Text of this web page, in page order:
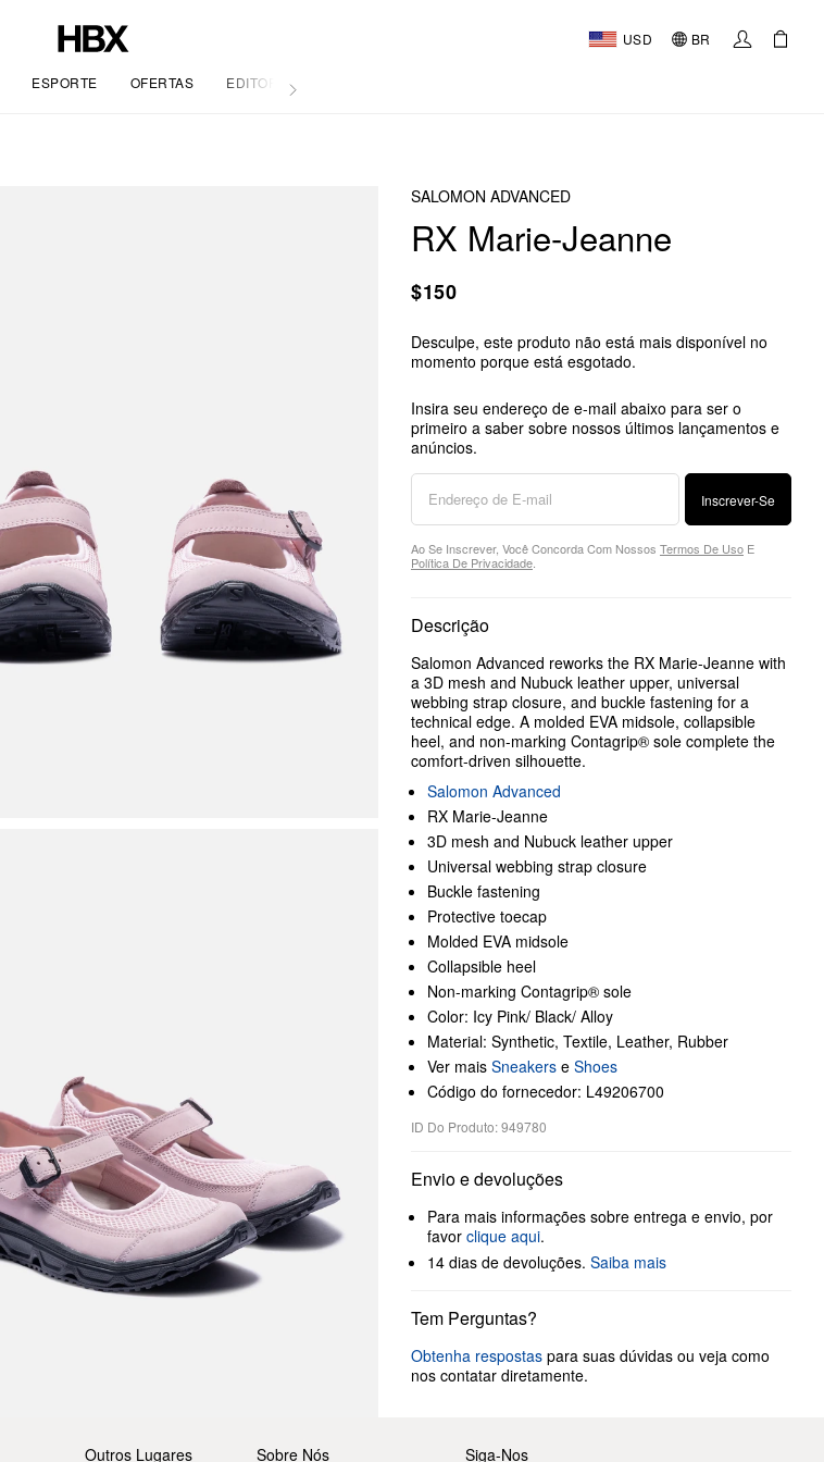
USD BR
ESPORTE OFERTAS EDITORIAL
SALOMON ADVANCED
RX Marie-Jeanne
$150
Desculpe, este produto não está mais disponível no
momento porque está esgotado.
Insira seu endereço de e-mail abaixo para ser o
primeiro a saber sobre nossos últimos lançamentos e
anúncios.
Inscrever-Se
Ao Se Inscrever, Você Concorda Com Nossos Termos De Uso E
Política De Privacidade
Descrição
Salomon Advanced reworks the RX Marie-Jeanne with
a 3D mesh and Nubuck leather upper, universal
webbing strap closure, and buckle fastening for a
technical edge. A molded EVA midsole, collapsible
heel, and non-marking Contagrip® sole complete the
comfort-driven silhouette.
Salomon Advanced
RX Marie-Jeanne
3D mesh and Nubuck leather upper
Universal webbing strap closure
Buckle fastening
Protective toecap
Molded EVA midsole
Collapsible heel
Non-marking Contagrip® sole
Color: Icy Pink/ Black/ Alloy
Material: Synthetic, Textile, Leather, Rubber
Ver mais Sneakers e Shoes
Código do fornecedor: L49206700
ID Do Produto: 949780
Envio e devoluções
Para mais informações sobre entrega e envio, por
favor clique aqui.
14 dias de devoluções. Saiba mais
Tem Perguntas?
Obtenha respostas para suas dúvidas ou veja como
nos contatar diretamente.
Outros Lugares Sobre Nós Siga-Nos